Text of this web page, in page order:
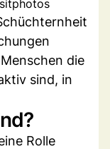
die
sind, in
Rolle